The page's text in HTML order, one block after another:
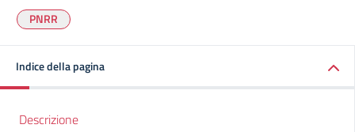
PNRR
Indice della pagina
Descrizione